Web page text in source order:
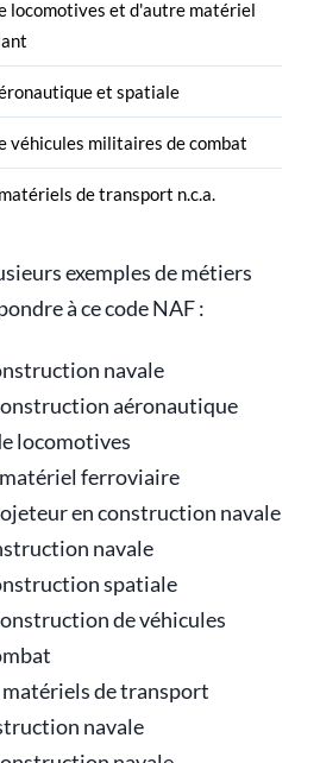
locomotives et d'autre matériel
et spatiale
véhicules militaires de combat
de transport n.c.a.
exemples de métiers
à ce code NAF :
navale
aéronautique
locomotives
ferroviaire
en construction navale
navale
spatiale
de véhicules
de transport
navale